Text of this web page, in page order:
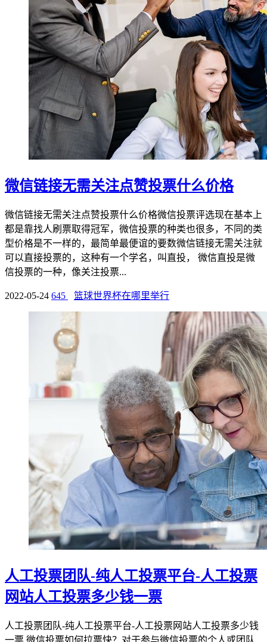
微信链接无需关注点赞投票什么价格
微信链接无需关注点赞投票什么价格微信投票评选现在基本上
都是靠找人刷票取得冠军，微信投票的种类也很多，不同的类
型价格是不一样的，最简单最便谊的要数微信链接无需关注就
可以直接投票的，这种有一个学名，叫直投， 微信直投是微
信投票的一种，像关注投票...
2022-05-24 645 篮球世界杯在哪里举行
人工投票团队-纯人工投票平台-人工投票
网站人工投票多少钱一票
人工投票团队-纯人工投票平台-人工投票网站人工投票多少钱
一票 微信投票如何拉票快？对于参与微信投票的个人或团队